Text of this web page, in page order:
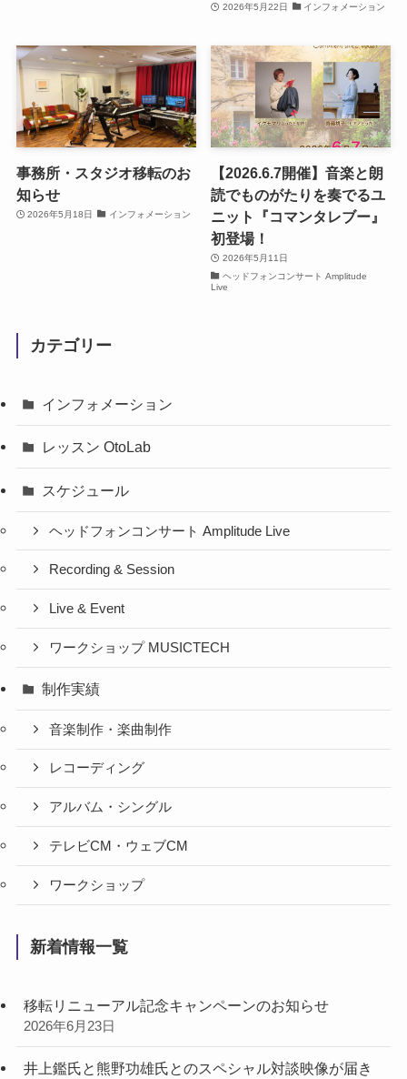
2026年5月22日 インフォメーション
事務所・スタジオ移転のお
知らせ
2026年5月18日 インフォメーション
【2026.6.7開催】音楽と朗
読でものがたりを奏でるユ
ニット『コマンタレブー』
初登場！
2026年5月11日
ヘッドフォンコンサート Amplitude
Live
カテゴリー
インフォメーション
レッスン OtoLab
スケジュール
ヘッドフォンコンサート Amplitude Live
Recording & Session
Live & Event
ワークショップ MUSICTECH
制作実績
音楽制作・楽曲制作
レコーディング
アルバム・シングル
テレビCM・ウェブCM
ワークショップ
新着情報一覧
移転リニューアル記念キャンペーンのお知らせ
2026年6月23日
井上鑑氏と熊野功雄氏とのスペシャル対談映像が届き